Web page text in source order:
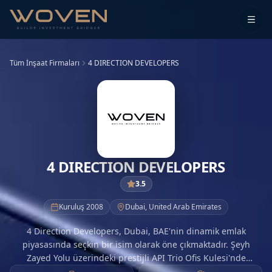
Tüm İnşaat Firmaları 4 DIRECTION DEVELOPERS
4 DIRECTION DEVELOPERS
3.5
Kuruluş 2008 Dubai, United Arab Emirates
4 Direction Developers, Dubai, BAE'nin dinamik emlak
piyasasında seçkin bir isim olarak öne çıkmaktadır. Şeyh
Zayed Yolu üzerindeki prestijli API Trio Ofis Kulesi'nde